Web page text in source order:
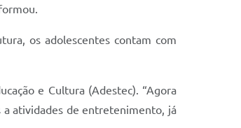
os adolescentes contam com
e Cultura (Adestec). “Agora
a atividades de entretenimento, já